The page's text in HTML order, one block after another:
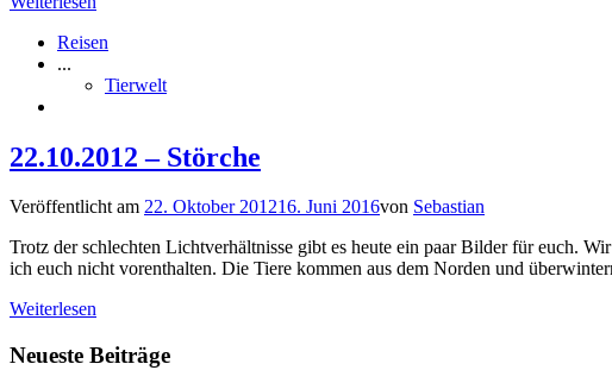
Reisen
...
Tierwelt
22.10.2012 – Störche
Veröffentlicht am 22. Oktober 201216. Juni 2016von Sebastian
Trotz der schlechten Lichtverhältnisse gibt es heute ein paar Bilder für euch.
ich euch nicht vorenthalten. Die Tiere kommen aus dem Norden und
Weiterlesen
Neueste Beiträge